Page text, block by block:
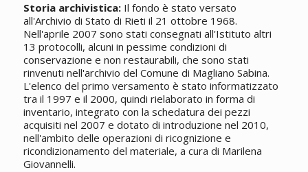
Storia archivistica:Il fondo è stato versato
all'Archivio di Stato di Rieti il 21 ottobre 1968.
Nell'aprile 2007 sono stati consegnati all'Istituto altri
13 protocolli, alcuni in pessime condizioni di
conservazione e non restaurabili, che sono stati
rinvenuti nell'archivio del Comune di Magliano Sabina.
L'elenco del primo versamento è stato informatizzato
tra il 1997 e il 2000, quindi rielaborato in forma di
inventario, integrato con la schedatura dei pezzi
acquisiti nel 2007 e dotato di introduzione nel 2010,
nell'ambito delle operazioni di ricognizione e
ricondizionamento del materiale, a cura di Marilena
Giovannelli.